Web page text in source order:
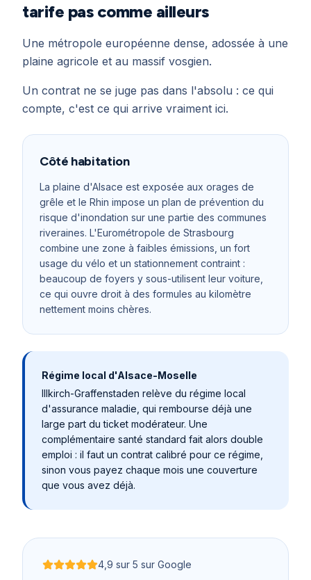
tarife pas comme ailleurs
Une métropole européenne dense, adossée à une
plaine agricole et au massif vosgien.
Un contrat ne se juge pas dans l'absolu : ce qui
compte, c'est ce qui arrive vraiment ici.
Côté habitation
La plaine d'Alsace est exposée aux orages de
grêle et le Rhin impose un plan de prévention du
risque d'inondation sur une partie des communes
riveraines. L'Eurométropole de Strasbourg
combine une zone à faibles émissions, un fort
usage du vélo et un stationnement contraint :
beaucoup de foyers y sous-utilisent leur voiture,
ce qui ouvre droit à des formules au kilomètre
nettement moins chères.
Régime local d'Alsace-Moselle
Illkirch-Graffenstaden relève du régime local
d'assurance maladie, qui rembourse déjà une
large part du ticket modérateur. Une
complémentaire santé standard fait alors double
emploi : il faut un contrat calibré pour ce régime,
sinon vous payez chaque mois une couverture
que vous avez déjà.
Noté4,9 sur 5
4,9 sur 5 sur Google